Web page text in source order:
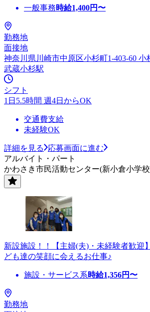
一般事務時給1,400円〜
勤務地
面接地
神奈川県川崎市中原区小杉町1-403-60 小
武蔵小杉駅
シフト
1日5.5時間 週4日からOK
交通費支給
未経験OK
詳細を見る
応募画面に進む
アルバイト・パート
かわさき市民活動センター(新小倉小学
新設施設！！【主婦(夫)・未経験者歓迎
ども達の笑顔に会えるお仕事♪
施設・サービス系時給1,356円〜
勤務地